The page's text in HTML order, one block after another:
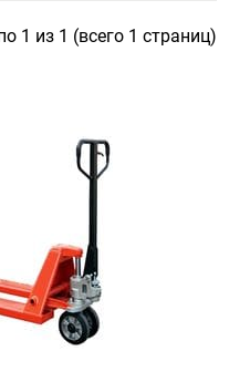
1 из 1 (всего 1 страниц)